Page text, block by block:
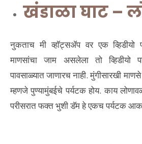
खंडाळा घाट –
नुकताच मी व्हॉट्सॲप वर एक व्हिडीयो
माणसांचा जाम असलेला तो व्हिडीयो
पावसाळ्यात जाणारच नाही. मुंगीसारखी
म्हणजे पुण्यामुंबईचे पर्यटक होय. काय
परीसरात फक्त भुशी डॅम हे एकच पर्यटक